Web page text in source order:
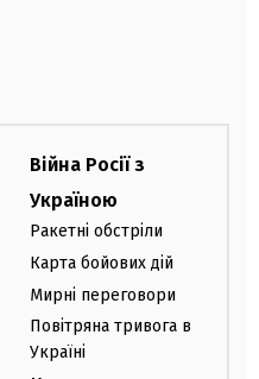
Війна Росії з
Україною
Ракетні обстріли
Карта бойових дій
Мирні переговори
Повітряна тривога в
Україні